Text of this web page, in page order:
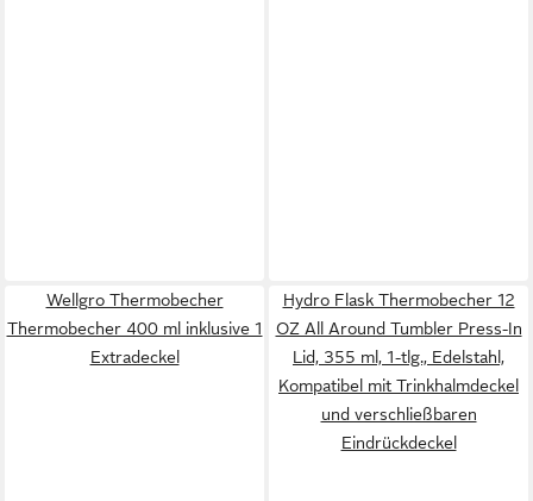
Wellgro Thermobecher
Thermobecher 400 ml inklusive 1
Extradeckel
Hydro Flask Thermobecher 12
OZ All Around Tumbler Press-In
Lid, 355 ml, 1-tlg., Edelstahl,
Kompatibel mit Trinkhalmdeckel
und verschließbaren
Eindrückdeckel